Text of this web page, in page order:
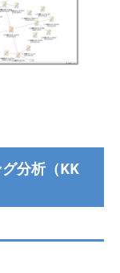
分析（KK